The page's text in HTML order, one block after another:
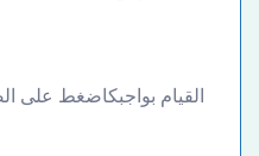
القيام بواجبكاضغط على